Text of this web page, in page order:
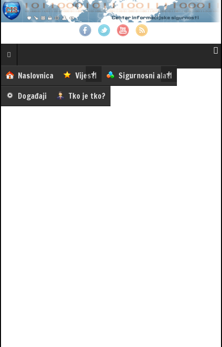
Naslovnica Vijesti
Sigurnosni alati
Događaji
Tko je tko?